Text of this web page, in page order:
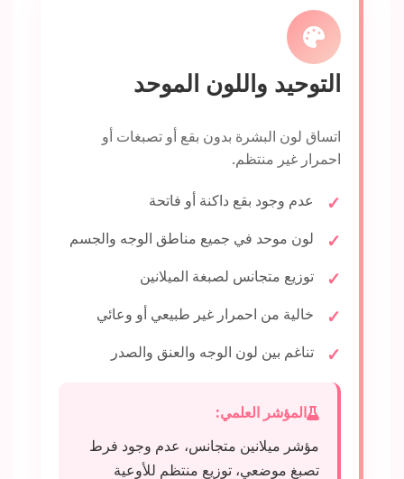
التوحيد واللون الموحد
اتساق لون البشرة بدون بقع أو تصبغات أو
احمرار غير منتظم.
عدم وجود بقع داكنة أو فاتحة
لون موحد في جميع مناطق الوجه والجسم
توزيع متجانس لصبغة الميلانين
خالية من احمرار غير طبيعي أو وعائي
تناغم بين لون الوجه والعنق والصدر
المؤشر العلمي:
مؤشر ميلانين متجانس، عدم وجود فرط
تصبغ موضعي، توزيع منتظم للأوعية